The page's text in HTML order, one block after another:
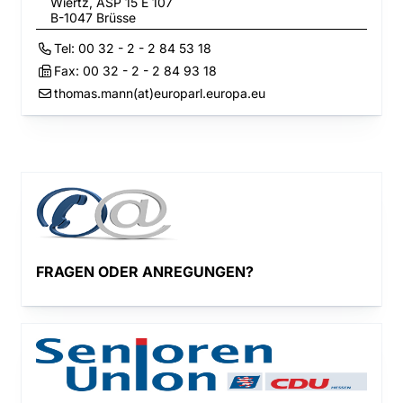
B-1047 Brüsse
Tel: 00 32 - 2 - 2 84 53 18
Fax: 00 32 - 2 - 2 84 93 18
thomas.mann(at)europarl.europa.eu
FRAGEN ODER ANREGUNGEN?